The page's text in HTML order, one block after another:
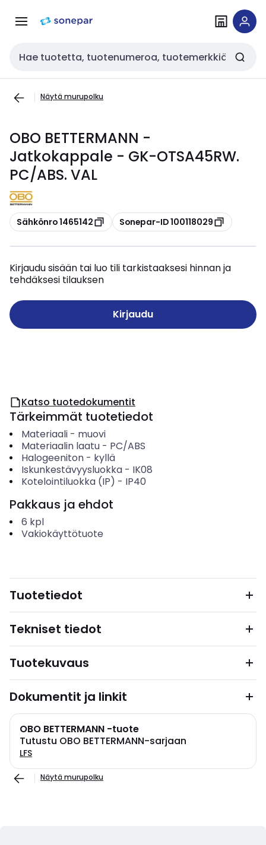
navigointiinsisältöön
Haku
Näytä murupolku
OBO BETTERMANN -
Jatkokappale - GK-OTSA45RW.
PC/ABS. VAL
Kopioi
Sähkönro 1465142 Kopioi
Sonepar-ID 100118029
Kirjaudu sisään tai luo tili tarkistaaksesi hinnan ja
tehdäksesi tilauksen
Kirjaudu
Katso tuotedokumentit
Tärkeimmät tuotetiedot
Materiaali- muovi
Materiaalin laatu- PC/ABS
Halogeeniton- kyllä
Iskunkestävyysluokka- IK08
Kotelointiluokka (IP) - IP40
Pakkaus ja ehdot
6 kpl
Vakiokäyttötuote
Tuotetiedot
Tekniset tiedot
Tuotekuvaus
Dokumentit ja linkit
OBO BETTERMANN -tuote
Tutustu OBO BETTERMANN-sarjaan
LFS
Näytä murupolku